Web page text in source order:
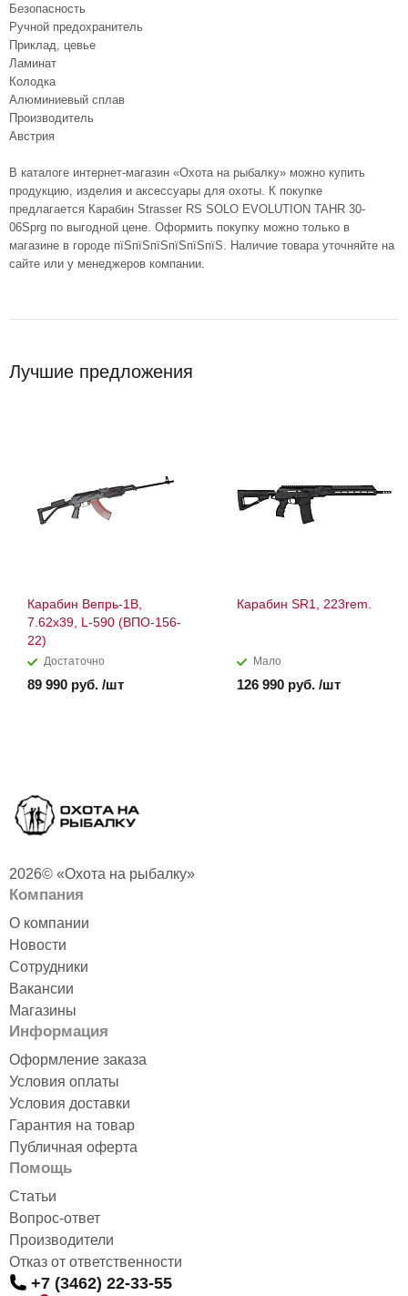
Безопасность
Ручной предохранитель
Приклад, цевье
Ламинат
Колодка
Алюминиевый сплав
Производитель
Австрия
В каталоге интернет-магазин «Охота на рыбалку» можно купить
продукцию, изделия и аксессуары для охоты. К покупке
предлагается Карабин Strasser RS SOLO EVOLUTION TAHR 30-
06Sprg по выгодной цене. Оформить покупку можно только в
магазине в городе пїЅпїЅпїЅпїЅпїЅпїЅ. Наличие товара уточняйте на
сайте или у менеджеров компании.
Лучшие предложения
Карабин Вепрь-1В,
7.62х39, L-590 (ВПО-156-
22)
Достаточно
89 990 руб. /шт
Карабин SR1, 223rem.
Мало
126 990 руб. /шт
2026© «Охота на рыбалку»
Компания
О компании
Новости
Сотрудники
Вакансии
Магазины
Информация
Оформление заказа
Условия оплаты
Условия доставки
Гарантия на товар
Публичная оферта
Помощь
Статьи
Вопрос-ответ
Производители
Отказ от ответственности
+7 (3462) 22-33-55